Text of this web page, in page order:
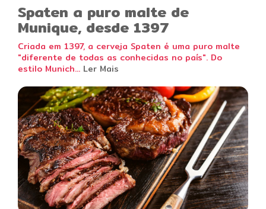
Spaten a puro malte de
Munique, desde 1397
Criada em 1397, a cerveja Spaten é uma puro malte
"diferente de todas as conhecidas no país". Do
estilo Munich... Ler Mais